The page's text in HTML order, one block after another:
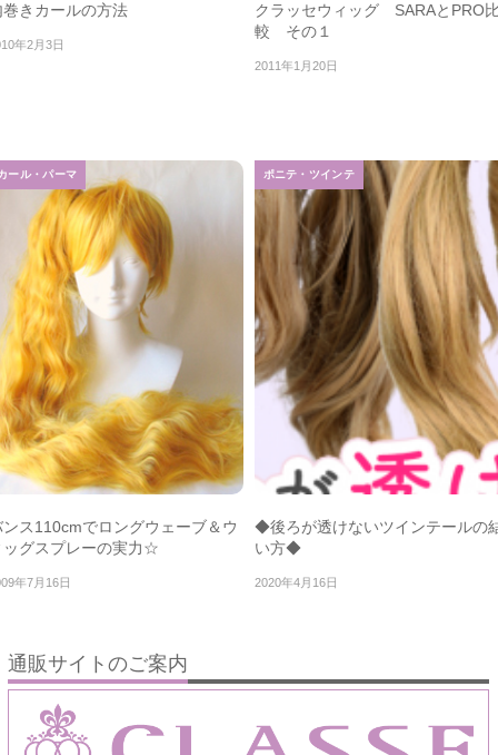
巻きカールの方法
年2月3日
クラッセウィッグ SARAとPRO
較 その１
2011年1月20日
ール・パーマ
ンス110cmでロングウェーブ＆ウ
ッグスプレーの実力☆
年7月16日
ポニテ・ツインテ
◆後ろが透けないツインテールの
い方◆
2020年4月16日
通販サイトのご案内